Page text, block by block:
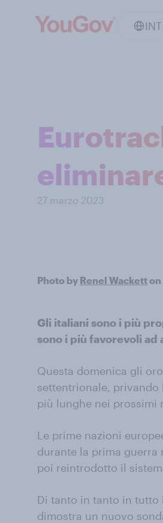
INT
27 marzo 2023
Photo by Renel Wacketton
Gli italiani sono i più
sono i più favorevoli ad
Questa domenica gli
settentrionale, privando
più lunghe nei prossimi
Le prime nazioni
durante la prima guerra
poi reintrodotto il
Di tanto in tanto in tutto
dimostra un nuovo